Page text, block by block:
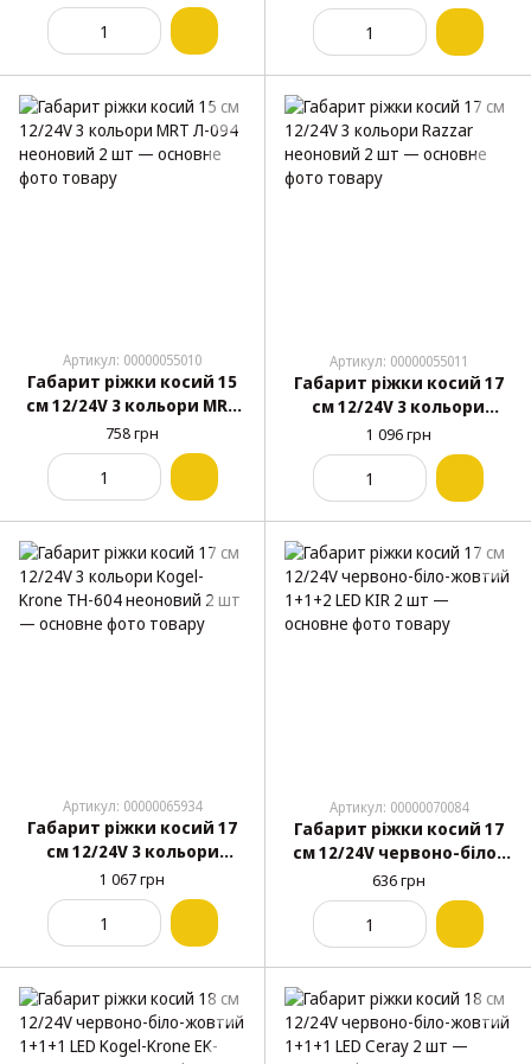
Артикул: 00000055010
Габарит ріжки косий 15
см 12/24V 3 кольори MRT
Л-094 неоновий 2 шт
758 грн
Артикул: 00000055011
Габарит ріжки косий 17
см 12/24V 3 кольори
Razzar неоновий 2 шт
1 096 грн
Артикул: 00000065934
Габарит ріжки косий 17
см 12/24V 3 кольори
Kogel-Krone TH-604
неоновий 2 шт
1 067 грн
Артикул: 00000070084
Габарит ріжки косий 17
см 12/24V червоно-біло-
жовтий 1+1+2 LED KIR 2
шт
636 грн